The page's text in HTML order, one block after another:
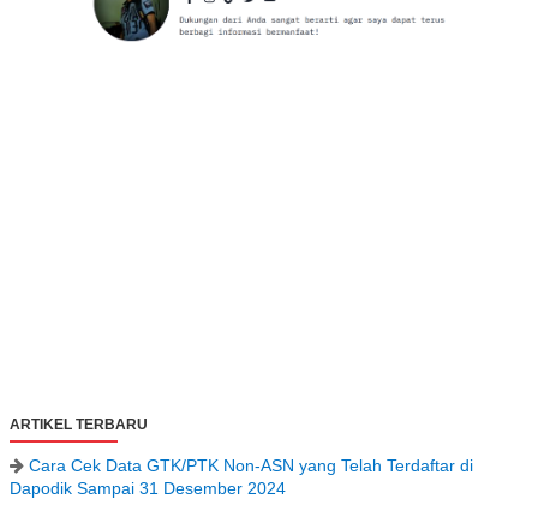
ARTIKEL TERBARU
Cara Cek Data GTK/PTK Non-ASN yang Telah Terdaftar di
Dapodik Sampai 31 Desember 2024